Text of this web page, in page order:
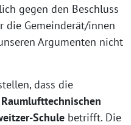
gegen den Beschluss
die Gemeinderät/innen
Argumenten nicht
dass die
Raumlufttechnischen
Schule betrifft. Die